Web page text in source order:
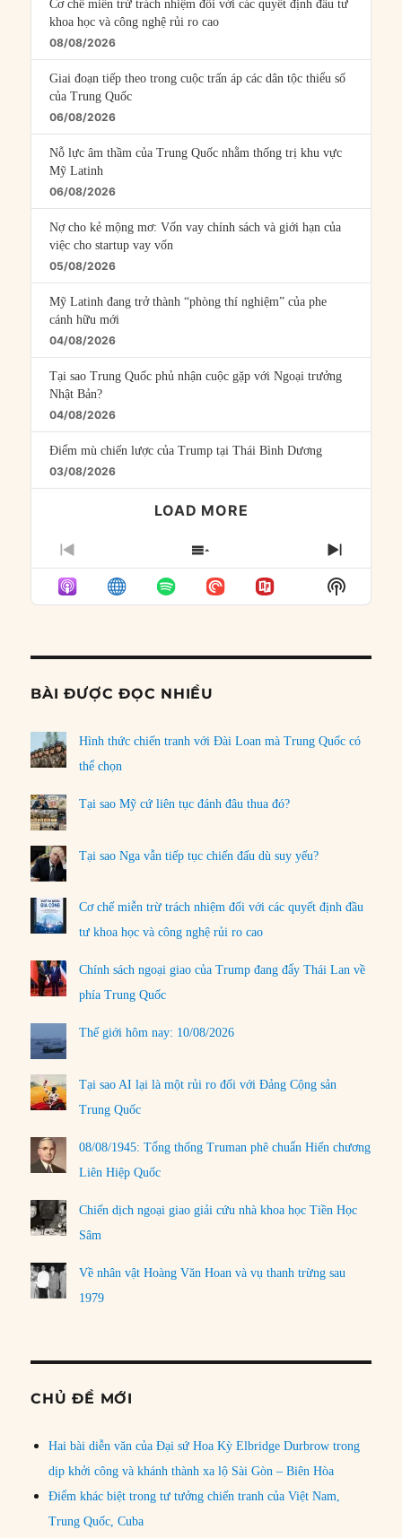
Cơ chế miễn trừ trách nhiệm đối với các quyết định đầu tư
khoa học và công nghệ rủi ro cao
08/08/2026
Giai đoạn tiếp theo trong cuộc trấn áp các dân tộc thiểu số
của Trung Quốc
06/08/2026
Nỗ lực âm thầm của Trung Quốc nhằm thống trị khu vực
Mỹ Latinh
06/08/2026
Nợ cho kẻ mộng mơ: Vốn vay chính sách và giới hạn của
việc cho startup vay vốn
05/08/2026
Mỹ Latinh đang trở thành “phòng thí nghiệm” của phe
cánh hữu mới
04/08/2026
Tại sao Trung Quốc phủ nhận cuộc gặp với Ngoại trưởng
Nhật Bản?
04/08/2026
Điểm mù chiến lược của Trump tại Thái Bình Dương
03/08/2026
LOAD MORE
PREVIOUS
EPISODE
SHOW
EPISODES
LIST
NEXT
Show
Podcast
BÀI ĐƯỢC ĐỌC NHIỀU
Hình thức chiến tranh với Đài Loan mà Trung Quốc có
thể chọn
Tại sao Mỹ cứ liên tục đánh đâu thua đó?
Tại sao Nga vẫn tiếp tục chiến đấu dù suy yếu?
Cơ chế miễn trừ trách nhiệm đối với các quyết định đầu
tư khoa học và công nghệ rủi ro cao
Chính sách ngoại giao của Trump đang đẩy Thái Lan về
phía Trung Quốc
Thế giới hôm nay: 10/08/2026
Tại sao AI lại là một rủi ro đối với Đảng Cộng sản
Trung Quốc
08/08/1945: Tổng thống Truman phê chuẩn Hiến chương
Liên Hiệp Quốc
Chiến dịch ngoại giao giải cứu nhà khoa học Tiền Học
Sâm
Về nhân vật Hoàng Văn Hoan và vụ thanh trừng sau
1979
CHỦ ĐỀ MỚI
Hai bài diễn văn của Đại sứ Hoa Kỳ Elbridge Durbrow trong
dịp khởi công và khánh thành xa lộ Sài Gòn – Biên Hòa
Điểm khác biệt trong tư tưởng chiến tranh của Việt Nam,
Trung Quốc, Cuba